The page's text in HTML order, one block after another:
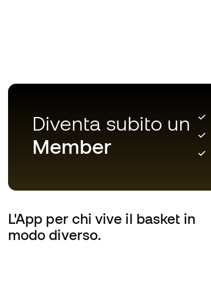
Diventa subito un
Member
L'App per chi vive il basket in
modo diverso.